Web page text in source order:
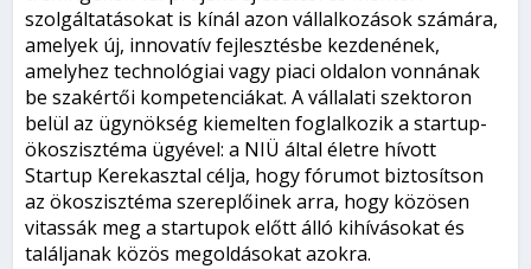
szolgáltatásokat is kínál azon vállalkozások számára,
amelyek új, innovatív fejlesztésbe kezdenének,
amelyhez technológiai vagy piaci oldalon vonnának
be szakértői kompetenciákat. A vállalati szektoron
belül az ügynökség kiemelten foglalkozik a startup-
ökoszisztéma ügyével: a NIÜ által életre hívott
Startup Kerekasztal célja, hogy fórumot biztosítson
az ökoszisztéma szereplőinek arra, hogy közösen
vitassák meg a startupok előtt álló kihívásokat és
találjanak közös megoldásokat azokra.